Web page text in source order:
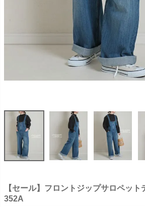
【セール】フロントジップサロペ
352A